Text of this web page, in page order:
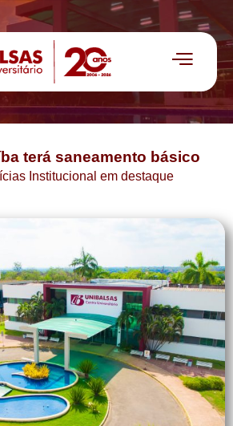
terá saneamento básico
Institucional em destaque